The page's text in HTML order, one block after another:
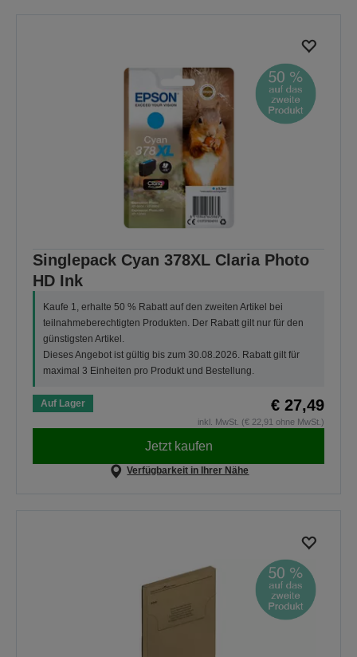
Singlepack Cyan 378XL Claria Photo
HD Ink
Kaufe 1, erhalte 50 % Rabatt auf den zweiten Artikel bei
teilnahmeberechtigten Produkten. Der Rabatt gilt nur für den
günstigsten Artikel.
Dieses Angebot ist gültig bis zum 30.08.2026. Rabatt gilt für
maximal 3 Einheiten pro Produkt und Bestellung.
Auf Lager € 27,49
inkl. MwSt. (€ 22,91 ohne MwSt.)
Jetzt kaufen
Verfügbarkeit in Ihrer Nähe